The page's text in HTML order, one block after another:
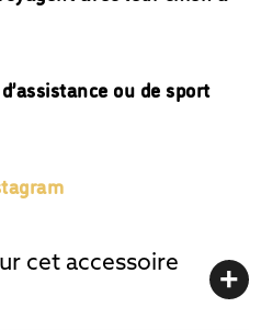
ou de sport
cet accessoire